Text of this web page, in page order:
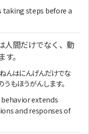
steps before a
人間だけでなく、動
。
んはにんげんだけでな
もほうがんします。
extends
and responses of